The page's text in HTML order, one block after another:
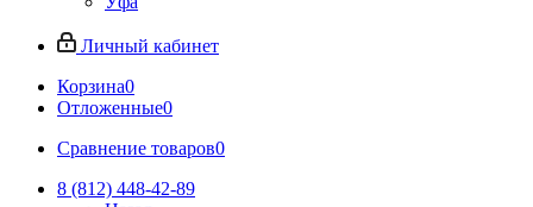
Личный кабинет
Корзина0
Отложенные0
Сравнение товаров0
8 (812) 448-42-89